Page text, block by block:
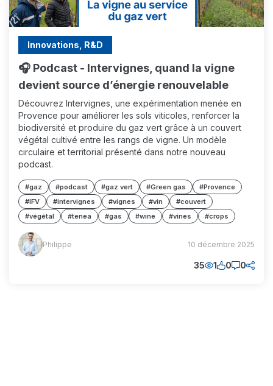
Innovations, R&D
🎧 Podcast - Intervignes, quand la vigne
devient source d’énergie renouvelable
Découvrez Intervignes, une expérimentation menée en
Provence pour améliorer les sols viticoles, renforcer la
biodiversité et produire du gaz vert grâce à un couvert
végétal cultivé entre les rangs de vigne. Un modèle
circulaire et territorial présenté dans notre nouveau
podcast.
#gaz #podcast #gaz vert #Green gas
#Provence
#IFV
#intervignes #vignes #vin
#couvert
#végétal
#tenea #gas #wine #vines #crops
Philippe
(PP)
Philippe 10 décembre 2025
35 1 0 0